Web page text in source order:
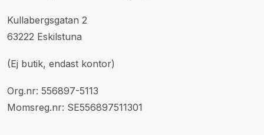
Kullabergsgatan 2
63222 Eskilstuna
(Ej butik, endast kontor)
Org.nr: 556897-5113
Momsreg.nr: SE556897511301